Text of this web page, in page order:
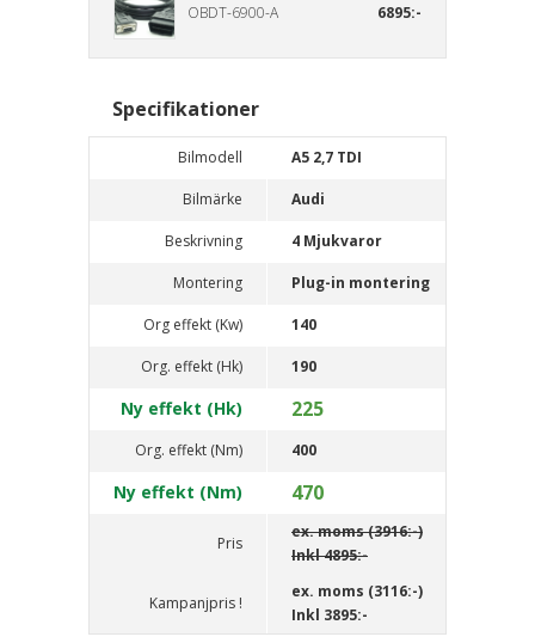
OBDT-6900-A 6895:-
Specifikationer
Bilmodell A5 2,7 TDI
Bilmärke Audi
Beskrivning 4 Mjukvaror
Montering Plug-in montering
Org effekt (Kw) 140
Org. effekt (Hk) 190
Ny effekt (Hk) 225
Org. effekt (Nm) 400
Ny effekt (Nm) 470
Pris
ex. moms (3916:-)
Inkl4895:-
Kampanjpris !
ex. moms (3116:-)
Inkl 3895:-